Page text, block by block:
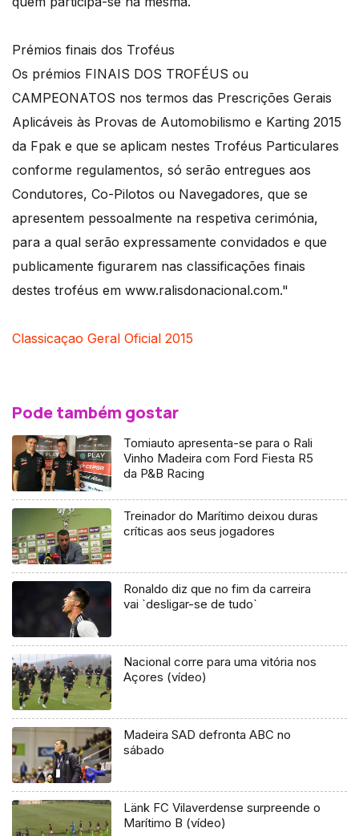
Prémios finais dos Troféus
Os prémios FINAIS DOS TROFÉUS ou
CAMPEONATOS nos termos das Prescrições Gerais
Aplicáveis às Provas de Automobilismo e Karting 2015
da Fpak e que se aplicam nestes Troféus Particulares
conforme regulamentos, só serão entregues aos
Condutores, Co-Pilotos ou Navegadores, que se
apresentem pessoalmente na respetiva cerimónia,
para a qual serão expressamente convidados e que
publicamente figurarem nas classificações finais
destes troféus em www.ralisdonacional.com."
Classicaçao Geral Oficial 2015
Pode também gostar
Tomiauto apresenta-se para o Rali
Vinho Madeira com Ford Fiesta R5
da P&B Racing
Treinador do Marítimo deixou duras
críticas aos seus jogadores
Ronaldo diz que no fim da carreira
vai `desligar-se de tudo`
Nacional corre para uma vitória nos
Açores (vídeo)
Madeira SAD defronta ABC no
sábado
Länk FC Vilaverdense surpreende o
Marítimo B (vídeo)